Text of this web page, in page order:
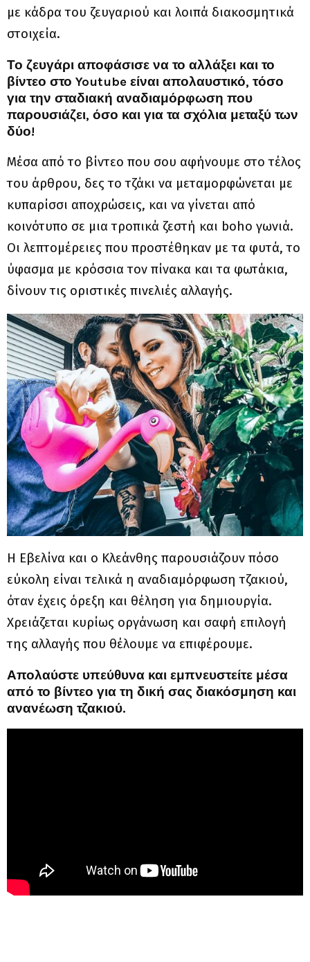
με κάδρα του ζευγαριού και λοιπά διακοσμητικά
στοιχεία.
Το ζευγάρι αποφάσισε να το αλλάξει και το
βίντεο στο Youtube είναι απολαυστικό, τόσο
για την σταδιακή αναδιαμόρφωση που
παρουσιάζει, όσο και για τα σχόλια μεταξύ των
δύο!
Μέσα από το βίντεο που σου αφήνουμε στο τέλος
του άρθρου, δες το τζάκι να μεταμορφώνεται με
κυπαρίσσι αποχρώσεις, και να γίνεται από
κοινότυπο σε μια τροπικά ζεστή και boho γωνιά.
Οι λεπτομέρειες που προστέθηκαν με τα φυτά, το
ύφασμα με κρόσσια τον πίνακα και τα φωτάκια,
δίνουν τις οριστικές πινελιές αλλαγής.
Η Εβελίνα και ο Κλεάνθης παρουσιάζουν πόσο
εύκολη είναι τελικά η αναδιαμόρφωση τζακιού,
όταν έχεις όρεξη και θέληση για δημιουργία.
Χρειάζεται κυρίως οργάνωση και σαφή επιλογή
της αλλαγής που θέλουμε να επιφέρουμε.
Απολαύστε υπεύθυνα και εμπνευστείτε μέσα
από το βίντεο για τη δική σας διακόσμηση και
ανανέωση τζακιού.